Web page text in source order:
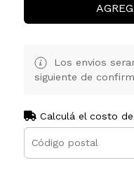
Los envios
siguiente de
Calculá el costo